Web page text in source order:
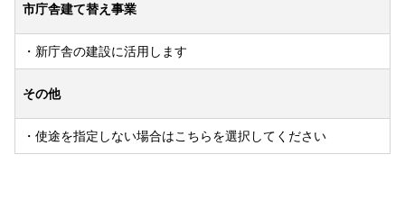
市庁舎建て替え事業
・新庁舎の建設に活用します
その他
・使途を指定しない場合はこちらを選択してください